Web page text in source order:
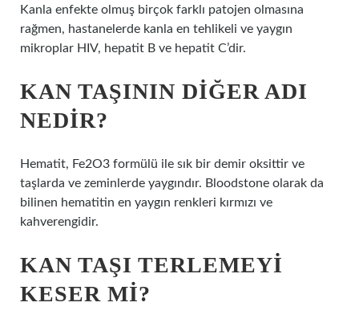
Kanla enfekte olmuş birçok farklı patojen olmasına
rağmen, hastanelerde kanla en tehlikeli ve yaygın
mikroplar HIV, hepatit B ve hepatit C’dir.
KAN TAŞININ DIĞER ADI
NEDIR?
Hematit, Fe2O3 formülü ile sık bir demir oksittir ve
taşlarda ve zeminlerde yaygındır. Bloodstone olarak da
bilinen hematitin en yaygın renkleri kırmızı ve
kahverengidir.
KAN TAŞI TERLEMEYI
KESER MI?